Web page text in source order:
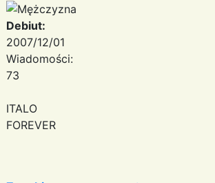
Debiut:
2007/12/01
Wiadomości:
73
ITALO
FOREVER